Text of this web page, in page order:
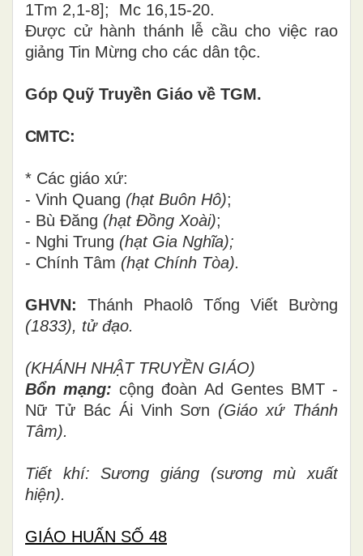
1Tm 2,1-8]; Mc 16,15-20.
Được cử hành thánh lễ cầu cho việc rao
giảng Tin Mừng cho các dân tộc.
Góp Quỹ Truyền Giáo về TGM.
CMTC:
* Các giáo xứ:
- Vinh Quang (hạt Buôn Hô);
- Bù Đăng (hạt Đồng Xoài);
- Nghi Trung (hạt Gia Nghĩa);
- Chính Tâm (hạt Chính Tòa).
GHVN: Thánh Phaolô Tống Viết Bường
(1833), tử đạo.
(KHÁNH NHẬT TRUYỀN GIÁO)
Bổn mạng: cộng đoàn Ad Gentes BMT -
Nữ Tử Bác Ái Vinh Sơn (Giáo xứ Thánh
Tâm).
Tiết khí: Sương giáng (sương mù xuất
hiện).
GIÁO HUẤN SỐ 48